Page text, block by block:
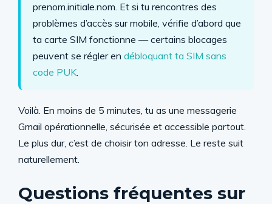
prenom.initiale.nom. Et si tu rencontres des
problèmes d’accès sur mobile, vérifie d’abord que
ta carte SIM fonctionne — certains blocages
peuvent se régler en débloquant ta SIM sans
code PUK.
Voilà. En moins de 5 minutes, tu as une messagerie
Gmail opérationnelle, sécurisée et accessible partout.
Le plus dur, c’est de choisir ton adresse. Le reste suit
naturellement.
Questions fréquentes sur